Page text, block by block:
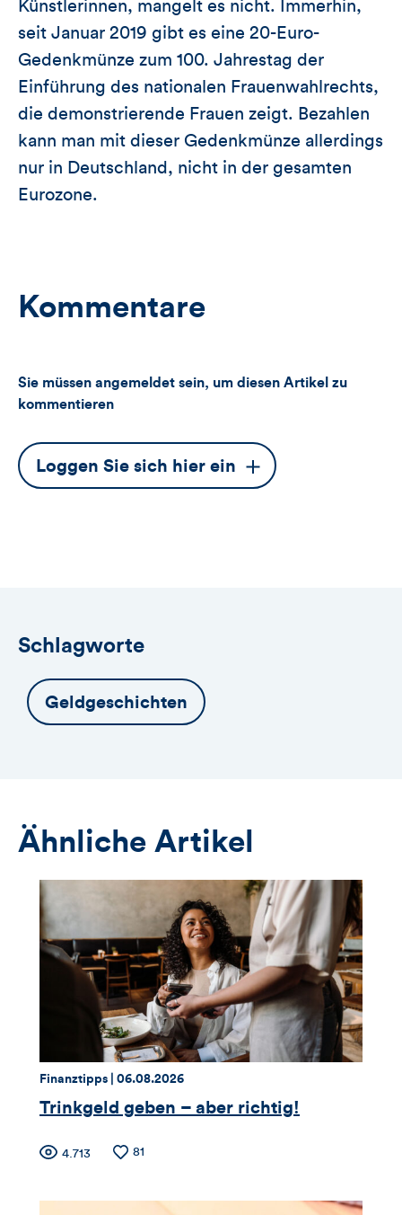
Künstlerinnen, mangelt es nicht. Immerhin,
seit Januar 2019 gibt es eine 20-Euro-
Gedenkmünze zum 100. Jahrestag der
Einführung des nationalen Frauenwahlrechts,
die demonstrierende Frauen zeigt. Bezahlen
kann man mit dieser Gedenkmünze allerdings
nur in Deutschland, nicht in der gesamten
Eurozone.
Kommentare
Sie müssen angemeldet sein, um diesen Artikel zu
kommentieren
Dieser
Button
Loggen Sie sich hier ein
Schlagworte
Geldgeschichten
Ähnliche Artikel
Thema:
Finanztipps | Datum:
06.08.2026
Trinkgeld geben – aber richtig!
Zähler
für
Anzahl
4.713
Anzahl
81